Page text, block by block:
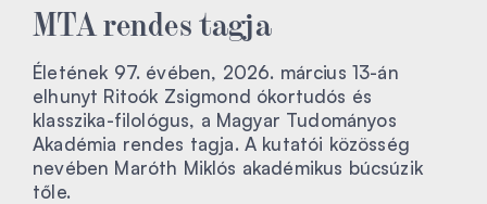
MTA rendes tagja
Életének 97. évében, 2026. március 13-án
elhunyt Ritoók Zsigmond ókortudós és
klasszika-filológus, a Magyar Tudományos
Akadémia rendes tagja. A kutatói közösség
nevében Maróth Miklós akadémikus búcsúzik
tőle.